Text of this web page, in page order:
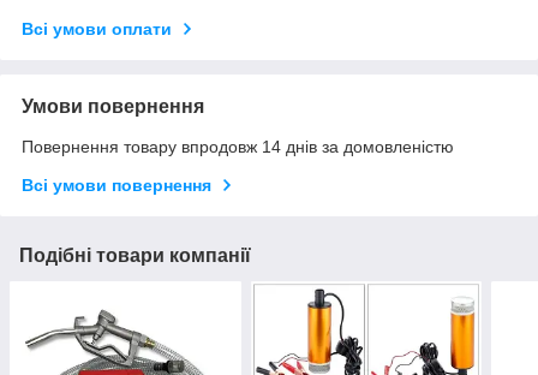
Всі умови оплати
Умови повернення
Повернення товару впродовж 14 днів за домовленістю
Всі умови повернення
Подібні товари компанії